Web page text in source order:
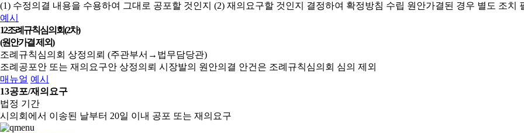
(1) 수정의결 내용을 수용하여 그대로 공포할 것인지 (2) 재의요구할 것인지 결정하여 확정방침 수립 원안가결된 경우 별도 조치
예시
12조례규칙심의회(2차)
(원안가결 제외)
조례규칙심의회 상정의뢰 (주관부서→법무담당관)
조례공포안 또는 재의요구안 상정의뢰 시장발의 원안의결 안건은 조례규칙심의회 심의 제외
매뉴얼 예시
13공포/재의요구
법정 기간
시의회에서 이송된 날부터 20일 이내 공포 또는 재의요구